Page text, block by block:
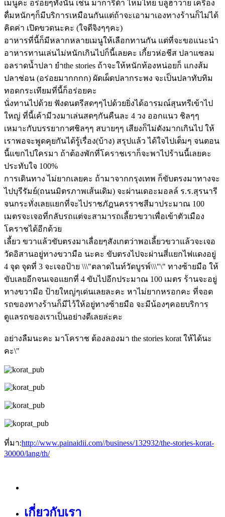
เมนูคะ อร่อยๆทั้งนั้น เช่น มาการิต้า ไหมไทย บลูฮาวาย เครื่อง
ดื่มหนักๆก็มีบริการเหมือนกันแต่ถ้าจะเอามาเองทางร้านก็ไม่ได้
คิดค่า เปิดขวดนะคะ (ใจดีจิงๆๆคะ)
อาหารที่นี้ก็มีหลากหลายเมนูให้เลือกทานกัน แต่ที่จะขอแนะนำ
อาหารทานเล่นไม่หนักเกินไปก็นี้เลยคะ เกี้ยวห่อชีส ปลาแซลม
อลราดน้ำปลา ยำthe stories ถ้าจะให้หนักท้องหน่อยก็ แกงส้ม
ปลาช่อน (อร่อยมากกกก) ผัดเผ็ดปลากระพง จะเป็นปลาทับทิม
ทอดกระเทียมที่นี้ก็อร่อยคะ
นั่งทานไปด้วย ฟังดนตรีสดๆๆไปด้วยยิ่งได้อารมณ์สุนทรีเข้าไป
ใหญ่ ที่นี้เค้ามีวงมาเล่นสดๆกันคืนละ 4 วง ออกแนว ชิลๆๆ
เหมาะกับบรรยากาศชิลๆๆ สบายๆๆ เสียงก็ไม่ดังมากเกินไป ให้
เราพอจะพูดคุยกันได้รู้เรื่อง(บ้าง) สรุปแล้ว ได้ใจไปเต็มๆ จนตอน
นี้แขกไปใครมา ถ้าต้องพักที่โคราชเราก็จะพาไปร้านนี้เลยคะ
ประทับใจ 100%
การเดินทาง ไม่ยากเลยคะ ถ้ามาจากกรุงเทพ ก็ขับตรงมาทางจะ
ไปบุรีรัมย์(ถนนมิตรภาพเส้นเดิม) จะผ่านเดอะมอลล์ ร.ร.สุรนารี
จนกระทั่งเลยแยกที่จะไปราชภัฎนครราชสีมาประมาณ 100
เมตรจะเจอที่กลับรถแต่จะสามารถเลี้ยวขวาเพื่อเข้าตัวเมือง
โคราชได้อีกด้วย
เลี้ยว ขวาแล้วขับตรงมาเลื่อยๆสังเกตว่าพอเลี้ยวขวาแล้วจะเจอ
วัดอิสานอยู่ทางขวามือ นะคะ ขับตรงไปจะผ่านสี่แยกไฟแดงอยู่
4 จุด จุดที่ 3 จะเจอป้าย \\\"ตลาดไนท์วัดบูรพ์\\\"\" ทางซ้ายมือ ให้
ขับเลยอีกจนเจอแยกที่ 4 ขับไปอีกประมาณ 100 เมตร ร้านจะอยู่
ทางขวามือ ป้ายใหญ่ๆเด่นเลยละคะ หาไม่ยากหรอกคะ ที่จอด
รถของทางร้านก็มีไว้ให้อยู่ทางซ้ายมือ จะมีน้องๆคอยบริการ
ดูแลรถของเราเป็นอย่างดีเลยล่ะคะ
อย่างลืมนะคะ มาโคราช ต้องลองมา the stories korat ให้ได้นะ
คะ\"
ที่มา:http://www.painaidii.com//business/132932/the-stories-korat-
30000/lang/th/
เกี่ยวกับเรา